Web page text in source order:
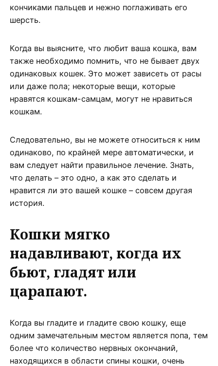
кончиками пальцев и нежно поглаживать его
шерсть.
Когда вы выясните, что любит ваша кошка, вам
также необходимо помнить, что не бывает двух
одинаковых кошек. Это может зависеть от расы
или даже пола; некоторые вещи, которые
нравятся кошкам-самцам, могут не нравиться
кошкам.
Следовательно, вы не можете относиться к ним
одинаково, по крайней мере автоматически, и
вам следует найти правильное лечение. Знать,
что делать – это одно, а как это сделать и
нравится ли это вашей кошке – совсем другая
история.
Кошки мягко
надавливают, когда их
бьют, гладят или
царапают.
Когда вы гладите и гладите свою кошку, еще
одним замечательным местом является попа, тем
более что количество нервных окончаний,
находящихся в области спины кошки, очень